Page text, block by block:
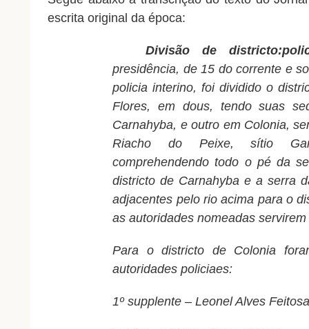
escrita original da época:
Divisão de
presidência, de 15 do corrente e
policia interino, foi dividido o
Flores, em dous, tendo suas
Carnahyba, e outro em Colonia,
Riacho do Peixe, sítio
comprehendendo todo o pé da
districto de Carnahyba e a serra
adjacentes pelo rio acima para o
as autoridades nomeadas
Para o districto de Colonia
autoridades policiaes:
1º supplente – Leonel Alves